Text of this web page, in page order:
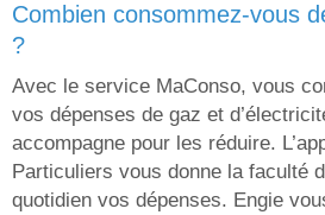
combien consommez-vous de gaz au quotidien
?
Avec le service MaConso, vous
vos dépenses de gaz et
accompagne pour les réduire.
Particuliers vous donne la faculté
quotidien vos dépenses. Engie